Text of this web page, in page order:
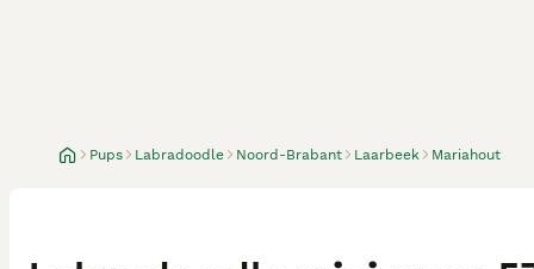
Pups Labradoodle Noord-Brabant Laarbeek Mariahout